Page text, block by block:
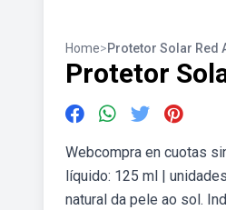
Home>Protetor Solar Red
Protetor
Webcompra en cuotas
líquido: 125 ml |
natural da pele ao sol.